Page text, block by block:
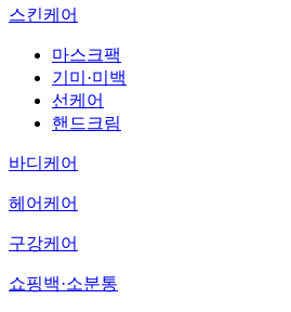
스킨케어
마스크팩
기미·미백
선케어
핸드크림
바디케어
헤어케어
구강케어
쇼핑백·소분통